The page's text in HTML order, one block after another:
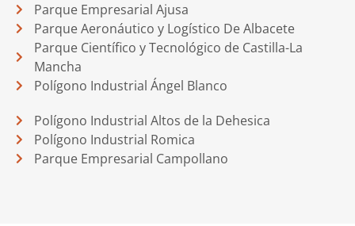
Parque Empresarial Ajusa
Parque Aeronáutico y Logístico De Albacete
Parque Científico y Tecnológico de Castilla-La
Mancha
Polígono Industrial Ángel Blanco
Polígono Industrial Altos de la Dehesica
Polígono Industrial Romica
Parque Empresarial Campollano